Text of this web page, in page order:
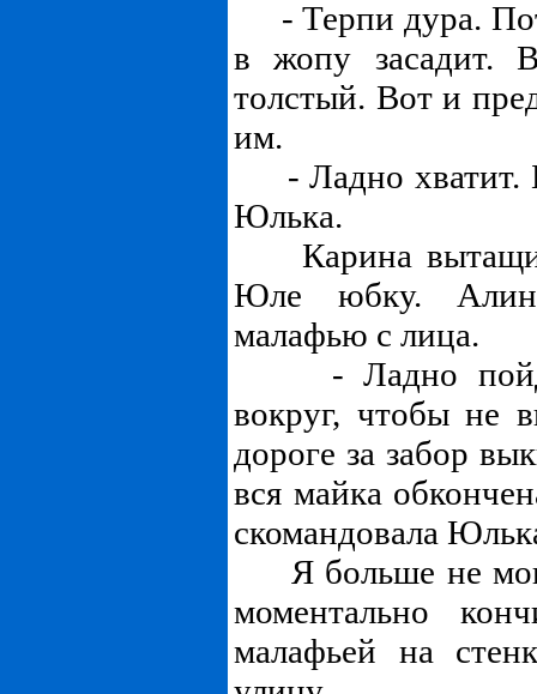
- Терпи дура.
в жопу засадит.
толстый. Вот и
им.
- Ладно хватит.
Юлька.
Карина
Юле юбку.
малафью с лица.
- Ладно
вокруг, чтобы не
дороге за забор
вся майка
скомандовала
Я больше не мог
моментально
малафьей на